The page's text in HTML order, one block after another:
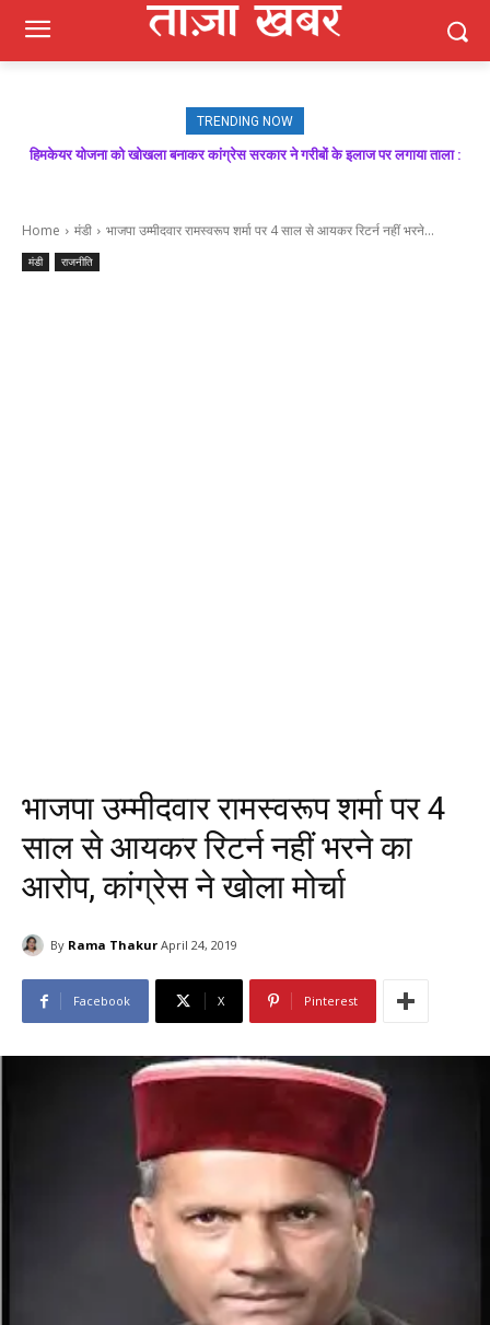
TRENDING NOW
हिमकेयर योजना को खोखला बनाकर कांग्रेस सरकार ने गरीबों के इलाज पर लगाया ताला :
मजबूत बूथ ही भाजपा की जीत की गारंटी, आगामी विधानसभा चुनाव में बूथ प्रबंधन निभाएगा
Home मंडी भाजपा उम्मीदवार रामस्वरूप शर्मा पर 4 साल से आयकर रिटर्न नहीं भरने...
मंडी राजनीति
भाजपा उम्मीदवार रामस्वरूप शर्मा पर 4
साल से आयकर रिटर्न नहीं भरने का
आरोप, कांग्रेस ने खोला मोर्चा
By Rama Thakur April 24, 2019
Facebook X Pinterest